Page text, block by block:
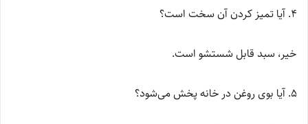
آیا تمیز کردن آن سخت است؟
خیر، سبد قابل شستشو است.
آیا بوی روغن در خانه پخش می‌شود؟